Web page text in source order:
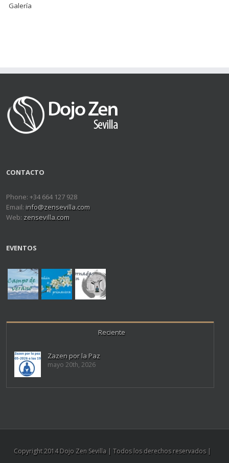
Galería
CONTACTO
Phone: +34 664 127 928
Email: info@zensevilla.com
Web: zensevilla.com
EVENTOS
Reciente
Zazen por la Paz
mayo 20th, 2026
Copyright 2014 Dojo Zen Sevilla | Todos los derechos reservados |